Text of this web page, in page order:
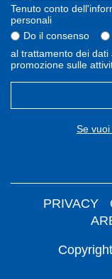
Tenuto conto
personali
Do il consenso
al trattamento dei dati
promozione sulle
Se
PRIVACY